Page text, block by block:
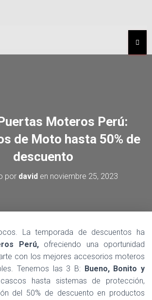
Moteros Perú:
de Moto hasta 50% de
descuento
por daviden noviembre 25, 2023
La temporada de descuentos ha
Perú,ofreciendo una oportunidad
con los mejores accesorios moteros
Tenemos las 3 B: Bueno, Bonito y
hasta sistemas de protección,
del 50% de descuento en productos